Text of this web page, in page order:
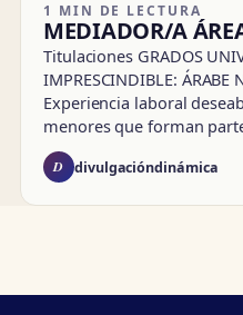
1 MIN DE LECTURA
MEDIADOR/A
Titulaciones GRADOS
IMPRESCINDIBLE: ÁRABE
Experiencia laboral
menores que forman
D divulgacióndinámica